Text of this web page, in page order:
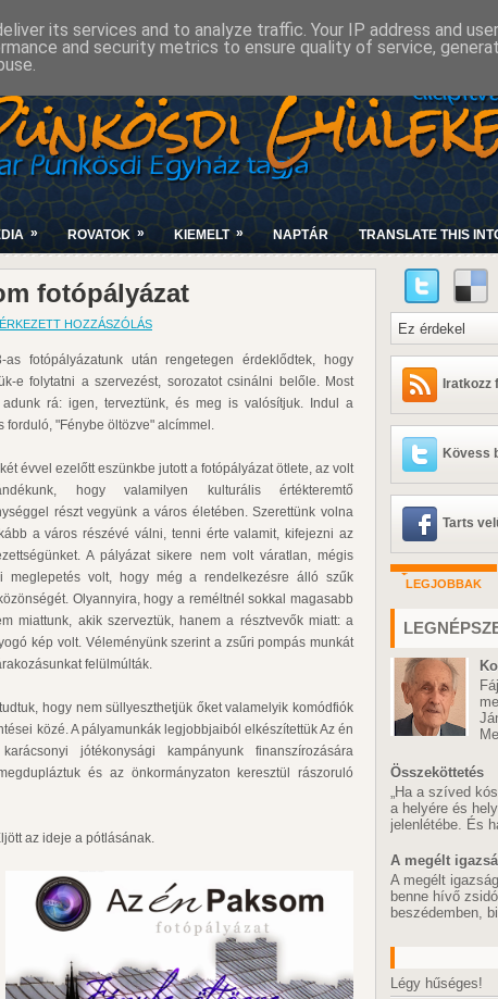
» ROVATOK » KIEMELT » NAPTÁR TRANSLATE THIS
fotópályázat
HOZZÁSZÓLÁS
as fotópályázatunk után rengetegen érdeklődtek, hogy
e folytatni a szervezést, sorozatot csinálni belőle. Most
adunk rá: igen, terveztünk, és meg is valósítjuk. Indul a
forduló, "Fénybe öltözve" alcímmel.
évvel ezelőtt eszünkbe jutott a fotópályázat ötlete, az volt
hogy valamilyen kulturális értékteremtő
részt vegyünk a város életében. Szerettünk volna
a város részévé válni, tenni érte valamit, kifejezni az
A pályázat sikere nem volt váratlan, mégis
meglepetés volt, hogy még a rendelkezésre álló szűk
Olyannyira, hogy a reméltnél sokkal magasabb
miattunk, akik szerveztük, hanem a résztvevők miatt: a
kép volt. Véleményünk szerint a zsűri pompás munkát
felülmúlták.
hogy nem süllyeszthetjük őket valamelyik komódfiók
közé. A pályamunkák legjobbjaiból elkészítettük Az én
jótékonysági kampányunk finanszírozására
és az önkormányzaton keresztül rászoruló
az ideje a pótlásának.
Iratkozz
Kövess
Tarts
LEGJOBBAK
Összeköttetés
„Ha a szíved
a helyére és
jelenlétébe. És
A megélt
A megélt
benne hívő
beszédemben,
Légy hűséges!
its services and to analyze traffic. Your IP address and
and security metrics to ensure quality of service,